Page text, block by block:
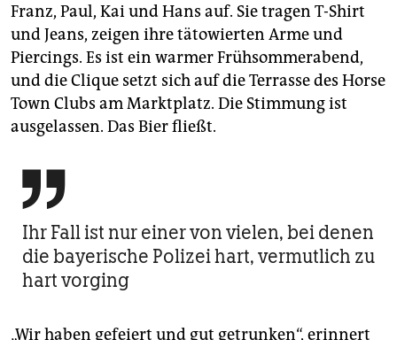
Franz, Paul, Kai und Hans auf. Sie tragen T-Shirt
und Jeans, zeigen ihre tätowierten Arme und
Piercings. Es ist ein warmer Frühsommerabend,
und die Clique setzt sich auf die Terrasse des Horse
Town Clubs am Marktplatz. Die Stimmung ist
ausgelassen. Das Bier fließt.

Ihr Fall ist nur einer von vielen, bei denen
die bayerische Polizei hart, vermutlich zu
hart vorging
„Wir haben gefeiert und gut getrunken“, erinnert